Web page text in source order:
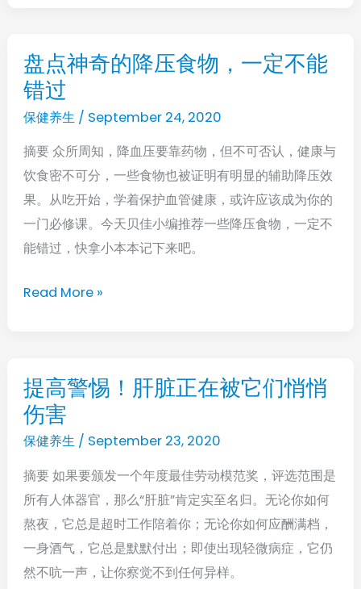
养
的
最
新
资
讯
盘点神奇的降压食物，一定不能
错过
保健养生/ September 24, 2020
摘要 众所周知，降血压要靠药物，但不可否认，健康与
饮食密不可分，一些食物也被证明有明显的辅助降压效
果。从吃开始，学着保护血管健康，或许应该成为你的
一门必修课。今天贝佳小编推荐一些降压食物，一定不
能错过，快拿小本本记下来吧。
盘
点
神
的
降
压
食
物，
定
错
过
Read More »
提高警惕！肝脏正在被它们悄悄
伤害
保健养生/ September 23, 2020
摘要 如果要颁发一个年度最佳劳动模范奖，评选范围是
所有人体器官，那么“肝脏”肯定实至名归。无论你如何
熬夜，它总是超时工作陪着你；无论你如何应酬满档，
一身酒气，它总是默默付出；即使出现轻微病症，它仍
然不吭一声，让你察觉不到任何异样。
提
高
警
肝
脏
正
在
被